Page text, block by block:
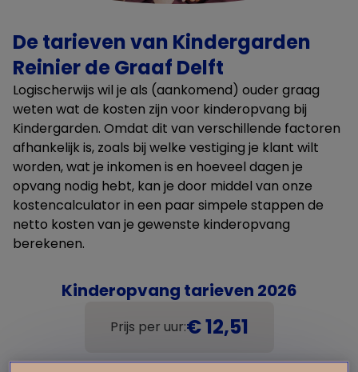
De tarieven van Kindergarden
Reinier de Graaf Delft
Logischerwijs wil je als (aankomend) ouder graag
weten wat de kosten zijn voor kinderopvang bij
Kindergarden. Omdat dit van verschillende factoren
afhankelijk is, zoals bij welke vestiging je klant wilt
worden, wat je inkomen is en hoeveel dagen je
opvang nodig hebt, kan je door middel van onze
kostencalculator in een paar simpele stappen de
netto kosten van je gewenste kinderopvang
berekenen.
Kinderopvang tarieven 2026
Prijs per uur:€ 12,51